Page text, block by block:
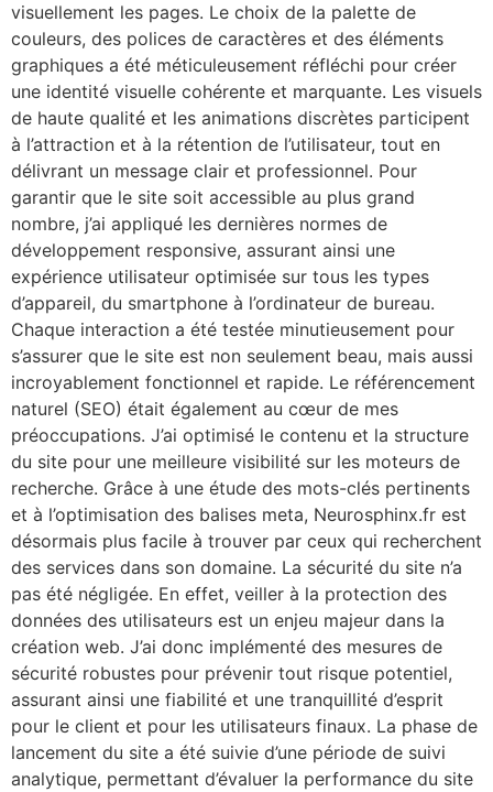
visuellement les pages. Le choix de la palette de
couleurs, des polices de caractères et des éléments
graphiques a été méticuleusement réfléchi pour créer
une identité visuelle cohérente et marquante. Les visuels
de haute qualité et les animations discrètes participent
à l’attraction et à la rétention de l’utilisateur, tout en
délivrant un message clair et professionnel. Pour
garantir que le site soit accessible au plus grand
nombre, j’ai appliqué les dernières normes de
développement responsive, assurant ainsi une
expérience utilisateur optimisée sur tous les types
d’appareil, du smartphone à l’ordinateur de bureau.
Chaque interaction a été testée minutieusement pour
s’assurer que le site est non seulement beau, mais aussi
incroyablement fonctionnel et rapide. Le référencement
naturel (SEO) était également au cœur de mes
préoccupations. J’ai optimisé le contenu et la structure
du site pour une meilleure visibilité sur les moteurs de
recherche. Grâce à une étude des mots-clés pertinents
et à l’optimisation des balises meta, Neurosphinx.fr est
désormais plus facile à trouver par ceux qui recherchent
des services dans son domaine. La sécurité du site n’a
pas été négligée. En effet, veiller à la protection des
données des utilisateurs est un enjeu majeur dans la
création web. J’ai donc implémenté des mesures de
sécurité robustes pour prévenir tout risque potentiel,
assurant ainsi une fiabilité et une tranquillité d’esprit
pour le client et pour les utilisateurs finaux. La phase de
lancement du site a été suivie d’une période de suivi
analytique, permettant d’évaluer la performance du site